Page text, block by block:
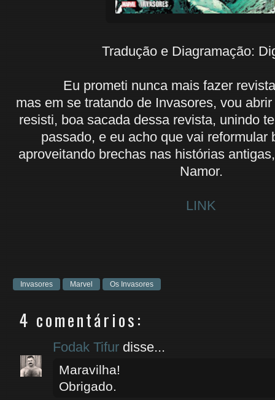
Tradução e Diagramação:
Eu prometi nunca mais fazer
mas em se tratando de Invasores, vou
resisti, boa sacada dessa revista, unindo
passado, e eu acho que vai reformular
aproveitando brechas nas histórias
Namor.
LINK
Invasores Marvel Os Invasores
4 comentários:
Fodak Tifur disse...
Maravilha!
Obrigado.